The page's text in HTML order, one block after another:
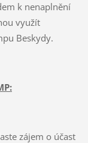
k nenaplnění
využít
Beskydy.
zájem o účast